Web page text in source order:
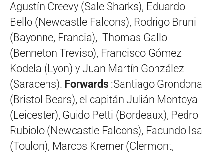
Agustín Creevy (Sale Sharks), Eduardo
Bello (Newcastle Falcons), Rodrigo Bruni
(Bayonne, Francia), Thomas Gallo
(Benneton Treviso), Francisco Gómez
Kodela (Lyon) y Juan Martín González
(Saracens). Forwards :Santiago Grondona
(Bristol Bears), el capitán Julián Montoya
(Leicester), Guido Petti (Bordeaux), Pedro
Rubiolo (Newcastle Falcons), Facundo Isa
(Toulon), Marcos Kremer (Clermont,